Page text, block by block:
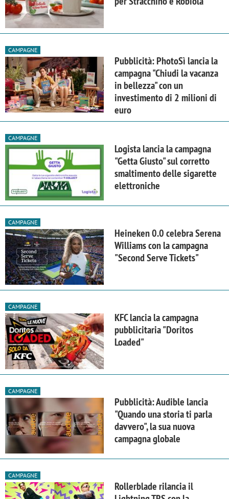
CAMPAGNE
Pubblicità: PhotoSì lancia la
campagna "Chiudi la vacanza
in bellezza" con un
investimento di 2 milioni di
euro
CAMPAGNE
Logista lancia la campagna
"Getta Giusto" sul corretto
smaltimento delle sigarette
elettroniche
CAMPAGNE
Heineken 0.0 celebra Serena
Williams con la campagna
"Second Serve Tickets"
CAMPAGNE
KFC lancia la campagna
pubblicitaria "Doritos
Loaded"
CAMPAGNE
Pubblicità: Audible lancia
"Quando una storia ti parla
davvero", la sua nuova
campagna globale
CAMPAGNE
Rollerblade rilancia il